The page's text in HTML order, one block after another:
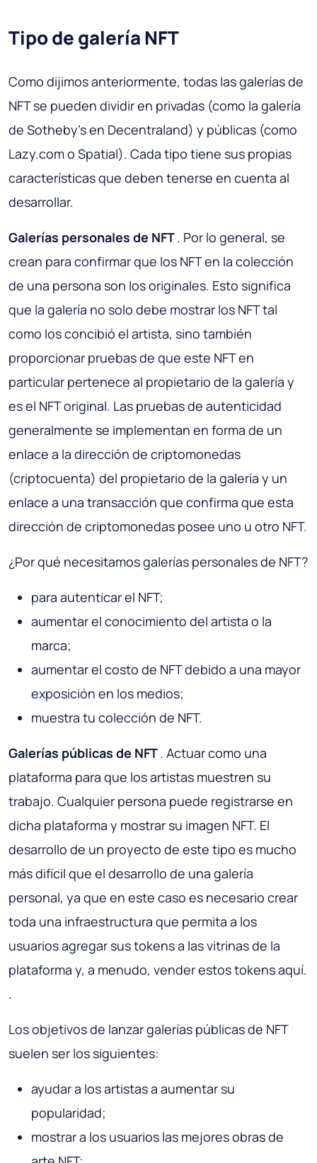
Tipo de galería NFT
Como dijimos anteriormente, todas las galerías de
NFT se pueden dividir en privadas (como la galería
de Sotheby's en Decentraland) y públicas (como
Lazy.com o Spatial). Cada tipo tiene sus propias
características que deben tenerse en cuenta al
desarrollar.
Galerías personales de NFT. Por lo general, se
crean para confirmar que los NFT en la colección
de una persona son los originales. Esto significa
que la galería no solo debe mostrar los NFT tal
como los concibió el artista, sino también
proporcionar pruebas de que este NFT en
particular pertenece al propietario de la galería y
es el NFT original. Las pruebas de autenticidad
generalmente se implementan en forma de un
enlace a la dirección de criptomonedas
(criptocuenta) del propietario de la galería y un
enlace a una transacción que confirma que esta
dirección de criptomonedas posee uno u otro NFT.
¿Por qué necesitamos galerías personales de NFT?
para autenticar el NFT;
aumentar el conocimiento del artista o la
marca;
aumentar el costo de NFT debido a una mayor
exposición en los medios;
muestra tu colección de NFT.
Galerías públicas de NFT. Actuar como una
plataforma para que los artistas muestren su
trabajo. Cualquier persona puede registrarse en
dicha plataforma y mostrar su imagen NFT. El
desarrollo de un proyecto de este tipo es mucho
más difícil que el desarrollo de una galería
personal, ya que en este caso es necesario crear
toda una infraestructura que permita a los
usuarios agregar sus tokens a las vitrinas de la
plataforma y, a menudo, vender estos tokens aquí.
.
Los objetivos de lanzar galerías públicas de NFT
suelen ser los siguientes:
ayudar a los artistas a aumentar su
popularidad;
mostrar a los usuarios las mejores obras de